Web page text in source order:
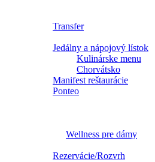
Transfer
Jedálny a nápojový lístok
Kulinárske menu
Chorvátsko
Manifest reštaurácie
Ponteo
Wellness pre dámy
Rezervácie/Rozvrh